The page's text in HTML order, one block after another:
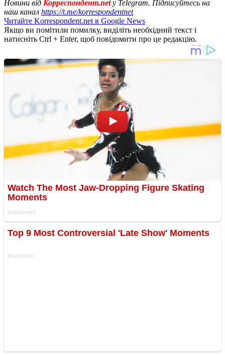
Новини від Корреспондент.netу Telegram. Підписуйтесь на
наш канал https://t.me/korrespondentnet
Читайте Korrespondent.net в Google News
Якщо ви помітили помилку, виділіть необхідний текст і
натисніть Ctrl + Enter, щоб повідомити про це редакцію.